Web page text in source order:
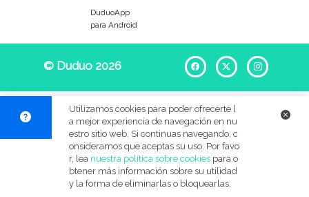
Refuerzo escolar
Para jugar
En verano Festivos
BB&C
Edades de mis pequeños
DuduoApp
para Android
© Duduo 2026 Facebook
X
Utilizamos cookies para poder ofrecerte l
a mejor experiencia de navegación en nu
estro sitio web. Si continuas navegando, c
onsideramos que aceptas su uso. Por favo
r, lea nuestra política sobre cookiespara o
btener más información sobre su utilidad
y la forma de eliminarlas o bloquearlas.